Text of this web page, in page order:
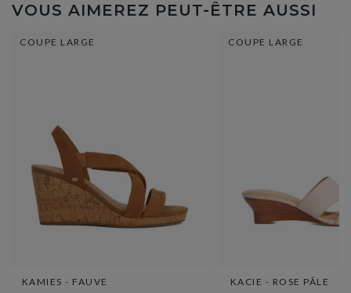
VOUS AIMEREZ PEUT-ÊTRE AUSSI
COUPE LARGE
KAMIES - FAUVE
COUPE LARGE
KACIE - ROSE PÂLE